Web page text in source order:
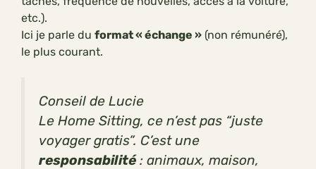
etc.).
Ici je parle du format « échange » (non rémunéré),
le plus courant.
Conseil de Lucie
Le Home Sitting, ce n’est pas “juste
voyager gratis”. C’est une
responsabilité: animaux, maison,